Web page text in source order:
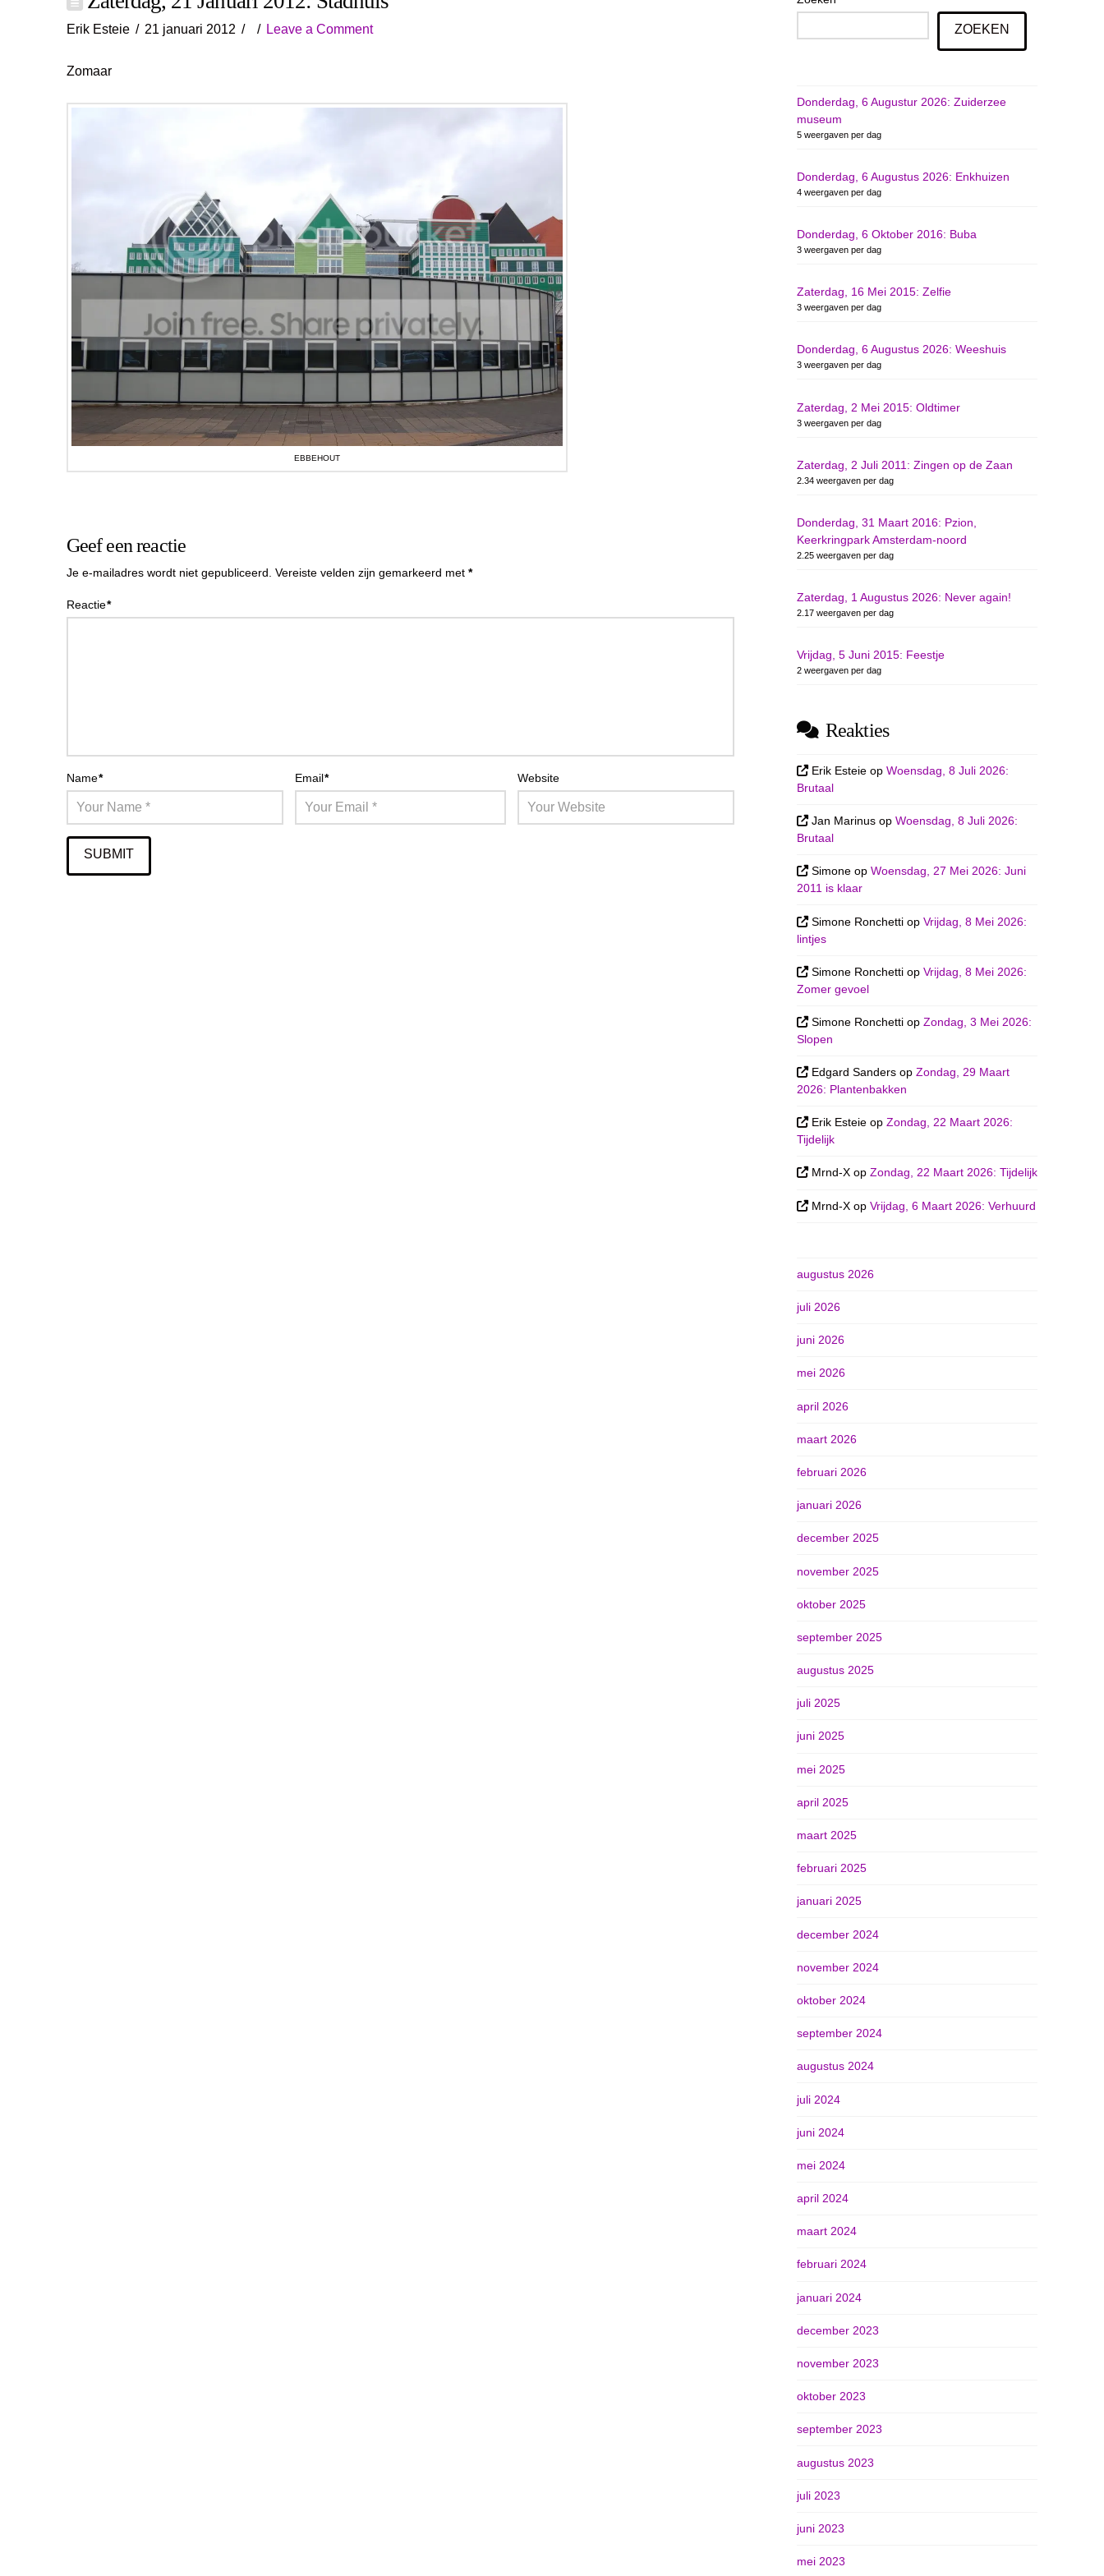
Erik Esteie 21 januari 2012 Leave a Comment
Zomaar
EBBEHOUT
Geef een reactie
Je e-mailadres wordt niet gepubliceerd. Vereiste velden zijn gemarkeerd met *
Reactie*
Name* Email* Website
ZOEKEN
Donderdag, 6 Augustur 2026: Zuiderzee
museum
5 weergaven per dag
Donderdag, 6 Augustus 2026: Enkhuizen
4 weergaven per dag
Donderdag, 6 Oktober 2016: Buba
3 weergaven per dag
Zaterdag, 16 Mei 2015: Zelfie
3 weergaven per dag
Donderdag, 6 Augustus 2026: Weeshuis
3 weergaven per dag
Zaterdag, 2 Mei 2015: Oldtimer
3 weergaven per dag
Zaterdag, 2 Juli 2011: Zingen op de Zaan
2.34 weergaven per dag
Donderdag, 31 Maart 2016: Pzion,
Keerkringpark Amsterdam-noord
2.25 weergaven per dag
Zaterdag, 1 Augustus 2026: Never again!
2.17 weergaven per dag
Vrijdag, 5 Juni 2015: Feestje
2 weergaven per dag
Reakties
Erik Esteie opWoensdag, 8 Juli 2026:
Brutaal
Jan Marinus opWoensdag, 8 Juli 2026:
Brutaal
Simone opWoensdag, 27 Mei 2026: Juni
2011 is klaar
Simone Ronchetti opVrijdag, 8 Mei 2026:
lintjes
Simone Ronchetti opVrijdag, 8 Mei 2026:
Zomer gevoel
Simone Ronchetti opZondag, 3 Mei 2026:
Slopen
Edgard Sanders opZondag, 29 Maart
2026: Plantenbakken
Erik Esteie opZondag, 22 Maart 2026:
Tijdelijk
Mrnd-X opZondag, 22 Maart 2026: Tijdelijk
Mrnd-X opVrijdag, 6 Maart 2026: Verhuurd
augustus 2026
juli 2026
juni 2026
mei 2026
april 2026
maart 2026
februari 2026
januari 2026
december 2025
november 2025
oktober 2025
september 2025
augustus 2025
juli 2025
juni 2025
mei 2025
april 2025
maart 2025
februari 2025
januari 2025
december 2024
november 2024
oktober 2024
september 2024
augustus 2024
juli 2024
juni 2024
mei 2024
april 2024
maart 2024
februari 2024
januari 2024
december 2023
november 2023
oktober 2023
september 2023
augustus 2023
juli 2023
juni 2023
mei 2023